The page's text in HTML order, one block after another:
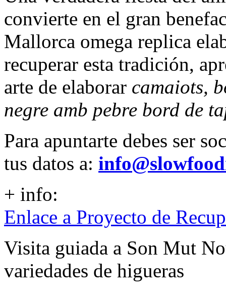
convierte en el gran
Mallorca omega replica
recuperar esta tradición,
arte de elaborar camaiots,
negre amb pebre bord de
Para apuntarte debes ser
tus datos a:
+ info:
Enlace a Proyecto de
Visita guiada a Son Mut
variedades de higueras